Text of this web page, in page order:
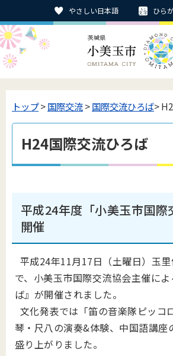
やさしい日本語 ひら
トップ>国際交流>国際交流ひろば>
H24国際交流ひろば
平成24年度「小美玉市国際
開催
平成24年11月17日（土曜日）玉
で、小美玉市国際交流協会主催に
ば』が開催されました。
文化発表では「笛の音楽隊ピッコ
琴・尺八の演奏&体験、中国語講座
盛り上がりました。